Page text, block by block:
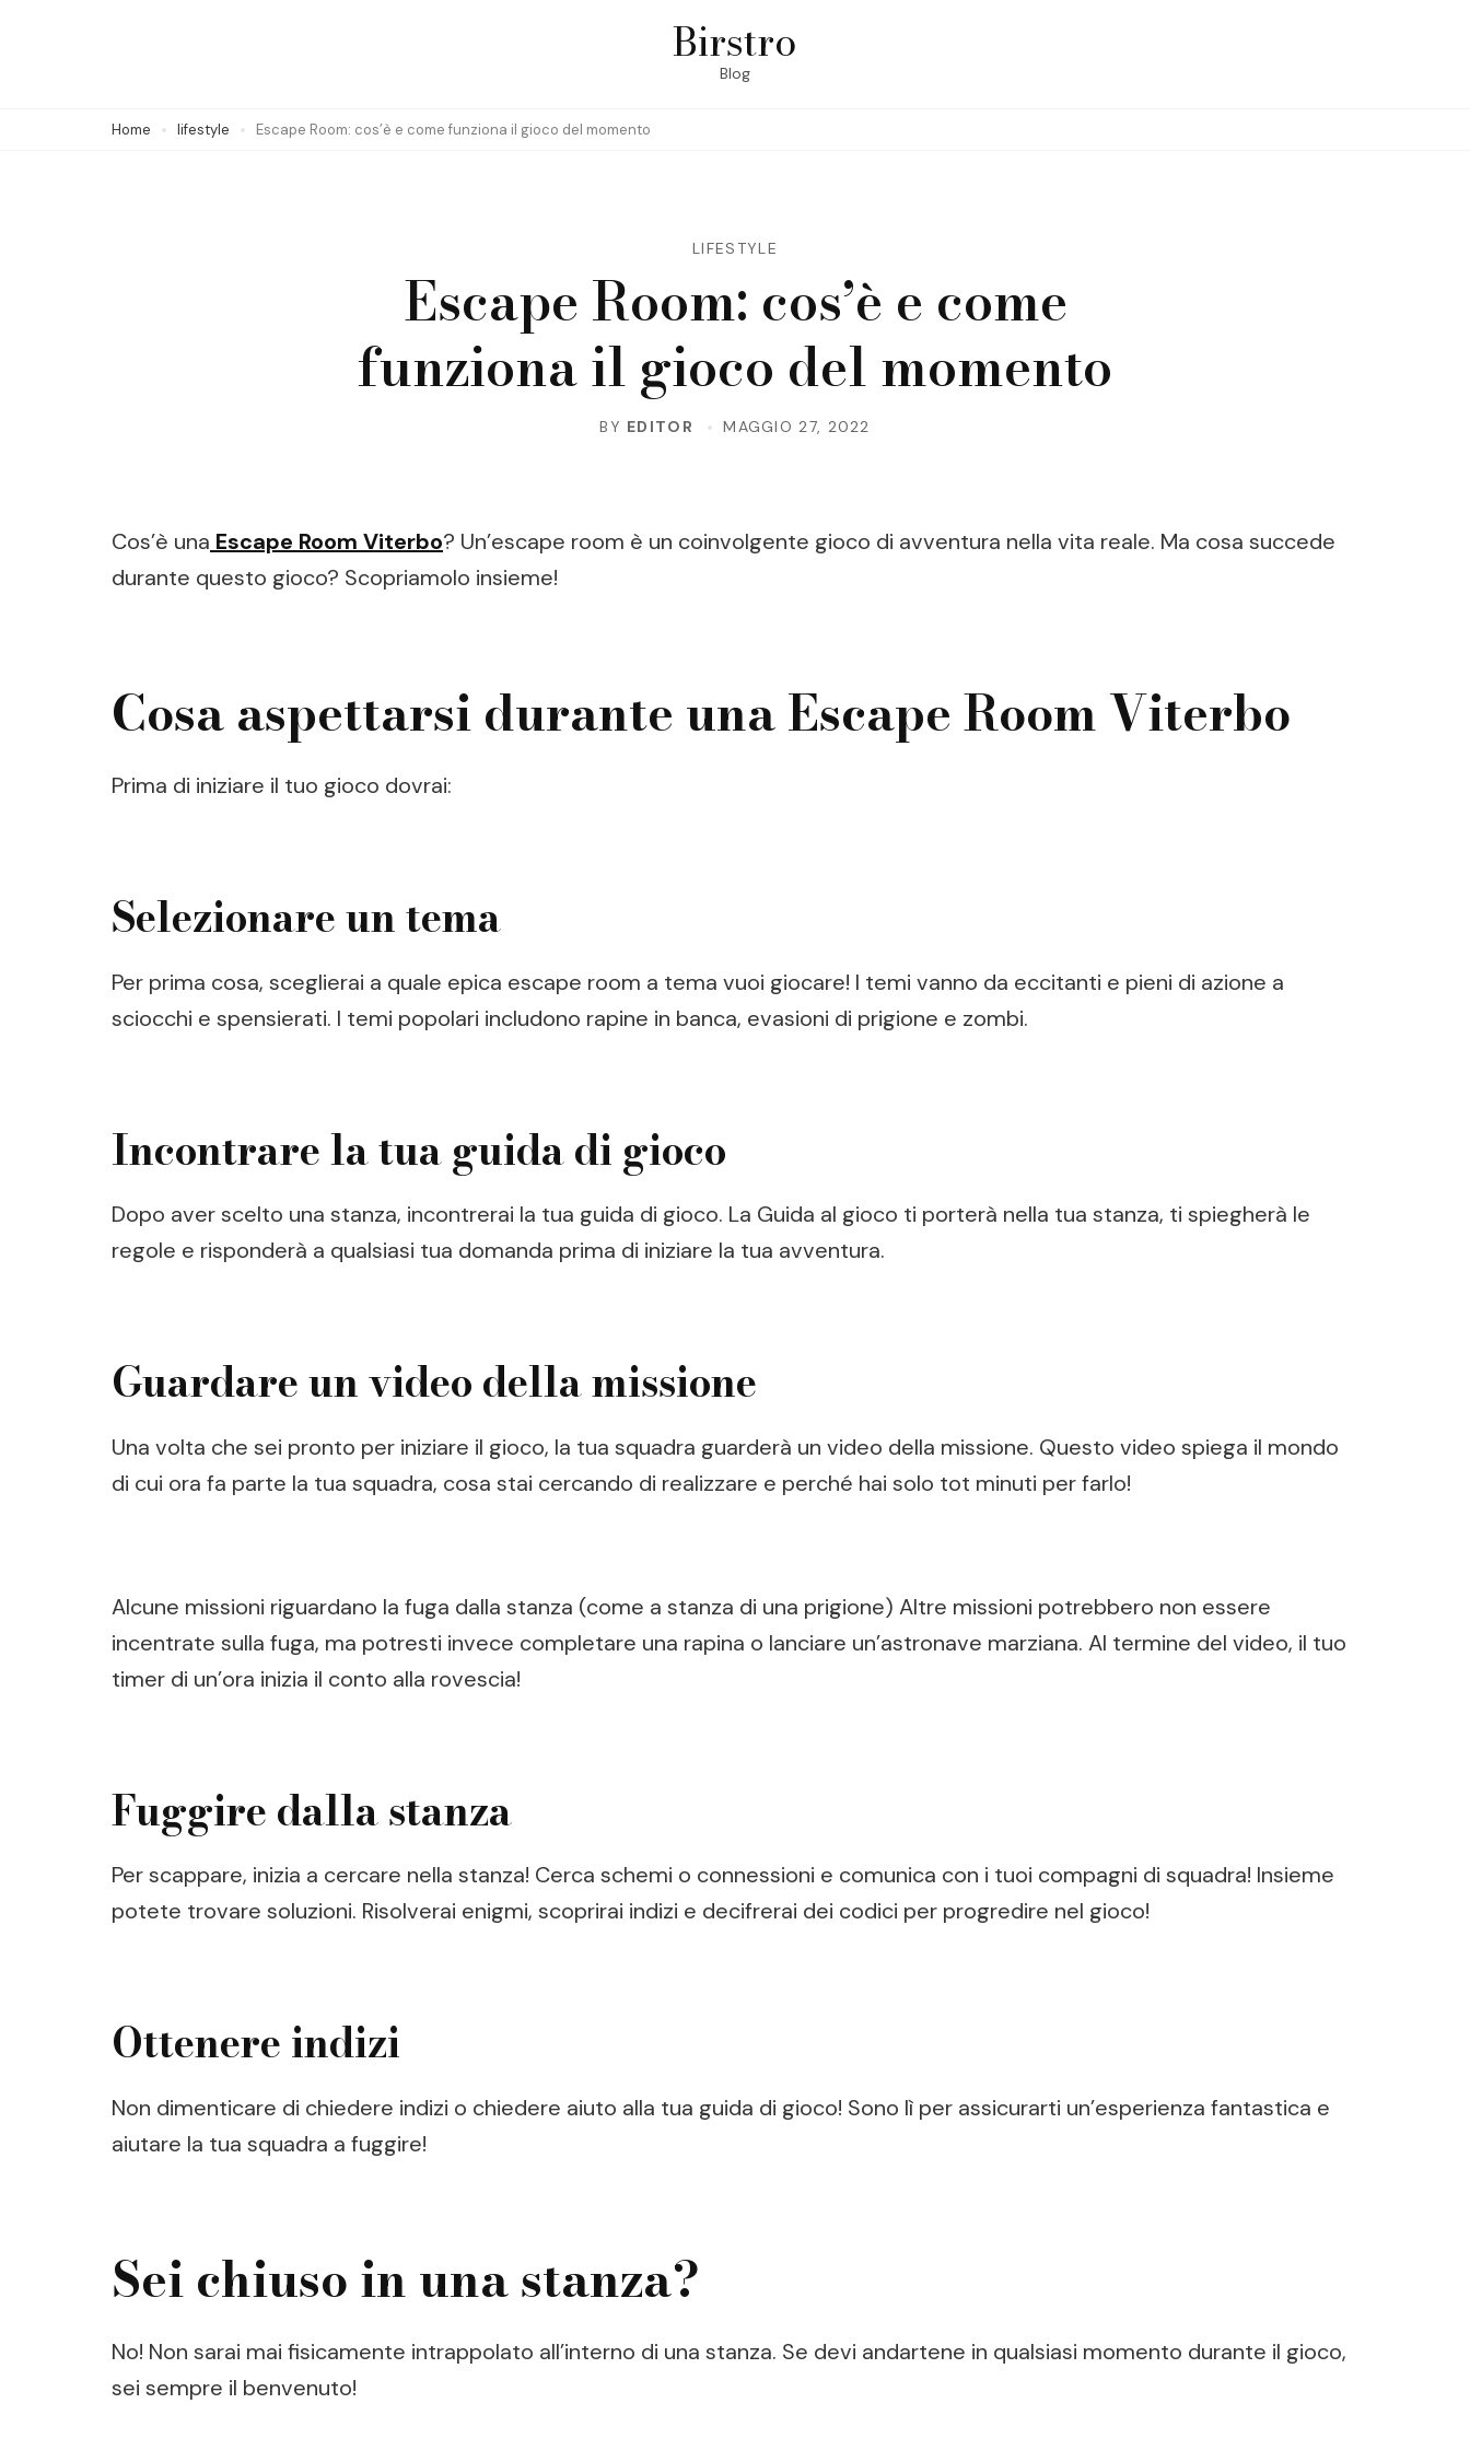
Birstro
Blog
Home lifestyle Escape Room: cos’è e come funziona il gioco del momento
LIFESTYLE
Escape Room: cos’è e come
funziona il gioco del momento
BY EDITOR MAGGIO 27, 2022
Cos’è una Escape Room Viterbo? Un’escape room è un coinvolgente gioco di avventura nella vita reale. Ma cosa succede
durante questo gioco? Scopriamolo insieme!
Cosa aspettarsi durante una Escape Room Viterbo
Prima di iniziare il tuo gioco dovrai:
Selezionare un tema
Per prima cosa, sceglierai a quale epica escape room a tema vuoi giocare! I temi vanno da eccitanti e pieni di azione a
sciocchi e spensierati. I temi popolari includono rapine in banca, evasioni di prigione e zombi.
Incontrare la tua guida di gioco
Dopo aver scelto una stanza, incontrerai la tua guida di gioco. La Guida al gioco ti porterà nella tua stanza, ti spiegherà le
regole e risponderà a qualsiasi tua domanda prima di iniziare la tua avventura.
Guardare un video della missione
Una volta che sei pronto per iniziare il gioco, la tua squadra guarderà un video della missione. Questo video spiega il mondo
di cui ora fa parte la tua squadra, cosa stai cercando di realizzare e perché hai solo tot minuti per farlo!
Alcune missioni riguardano la fuga dalla stanza (come a stanza di una prigione) Altre missioni potrebbero non essere
incentrate sulla fuga, ma potresti invece completare una rapina o lanciare un’astronave marziana. Al termine del video, il tuo
timer di un’ora inizia il conto alla rovescia!
Fuggire dalla stanza
Per scappare, inizia a cercare nella stanza! Cerca schemi o connessioni e comunica con i tuoi compagni di squadra! Insieme
potete trovare soluzioni. Risolverai enigmi, scoprirai indizi e decifrerai dei codici per progredire nel gioco!
Ottenere indizi
Non dimenticare di chiedere indizi o chiedere aiuto alla tua guida di gioco! Sono lì per assicurarti un’esperienza fantastica e
aiutare la tua squadra a fuggire!
Sei chiuso in una stanza?
No! Non sarai mai fisicamente intrappolato all’interno di una stanza. Se devi andartene in qualsiasi momento durante il gioco,
sei sempre il benvenuto!